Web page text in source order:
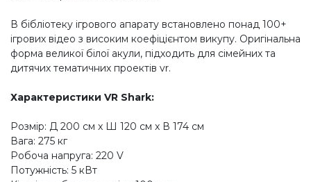
В бібліотеку ігрового апарату встановлено понад 100+
ігрових відео з високим коефіцієнтом викупу. Оригінальна
форма великої білої акули, підходить для сімейних та
дитячих тематичних проектів vr.
Характеристики VR Shark:
Розмір: Д 200 см x Ш 120 см x В 174 см
Вага: 275 кг
Робоча напруга: 220 V
Потужність: 5 кВт